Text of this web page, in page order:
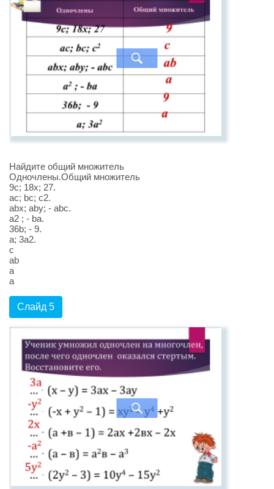
Найдите общий множитель
Одночлены.Общий множитель
9c; 18x; 27.
ac; bc; c2.
abx; aby; - abc.
а2 ; - ba.
36b; - 9.
a; 3a2.
с
ab
a
a
Слайд 5